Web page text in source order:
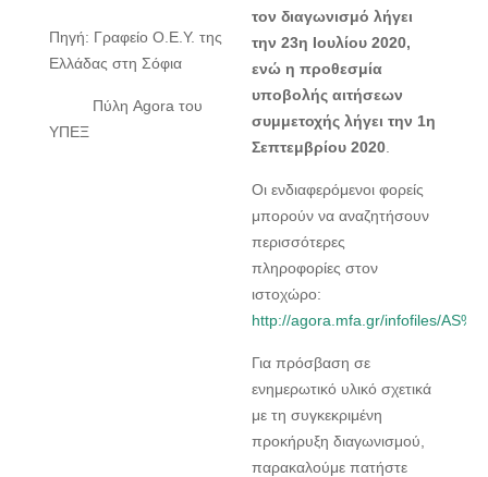
Πηγή: Γραφείο Ο.Ε.Υ. της
Ελλάδας στη Σόφια
Πύλη Agora του
ΥΠΕΞ
τον διαγωνισμό λήγει
την 23η Ιουλίου 2020,
ενώ η προθεσμία
υποβολής αιτήσεων
συμμετοχής λήγει την 1η
Σεπτεμβρίου 2020
Οι ενδιαφερόμενοι φορείς
μπορούν να αναζητήσουν
περισσότερες
πληροφορίες στον
ιστοχώρο:
http://agora.mfa.gr/infofiles/
Για πρόσβαση σε
ενημερωτικό υλικό σχετικά
με τη συγκεκριμένη
προκήρυξη διαγωνισμού,
παρακαλούμε πατήστε